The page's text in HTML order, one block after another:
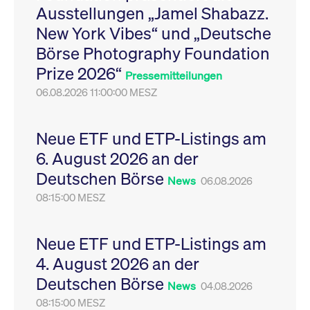
Ausstellungen „Jamel Shabazz.
New York Vibes“ und „Deutsche
Börse Photography Foundation
Prize 2026“ Pressemitteilungen
06.08.2026 11:00:00 MESZ
Neue ETF und ETP-Listings am
6. August 2026 an der
Deutschen Börse News 06.08.2026
08:15:00 MESZ
Neue ETF und ETP-Listings am
4. August 2026 an der
Deutschen Börse News 04.08.2026
08:15:00 MESZ
Leistung der Website
zu messen. Es handelt
sich um ein Muster-
Cookie, bei dem auf
das Präfix _pk_ses
eine kurze Reihe von
VISITOR_PRIVACY_METADATA
YouTube
.youtube.com
6
Monate
Dieses Cookie dient
Speicherung der
Einwilligungs- und
des Nutzers für ihre
Interaktion mit der
Sitzungen geehrt